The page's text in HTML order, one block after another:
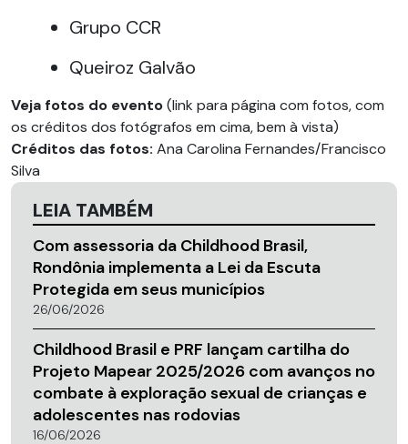
Grupo CCR
Queiroz Galvão
Veja fotos do evento(link para página com fotos, com
os créditos dos fotógrafos em cima, bem à vista)
Créditos das fotos: Ana Carolina Fernandes/Francisco
Silva
LEIA TAMBÉM
Com assessoria da Childhood Brasil,
Rondônia implementa a Lei da Escuta
Protegida em seus municípios
26/06/2026
Childhood Brasil e PRF lançam cartilha do
Projeto Mapear 2025/2026 com avanços no
combate à exploração sexual de crianças e
adolescentes nas rodovias
16/06/2026